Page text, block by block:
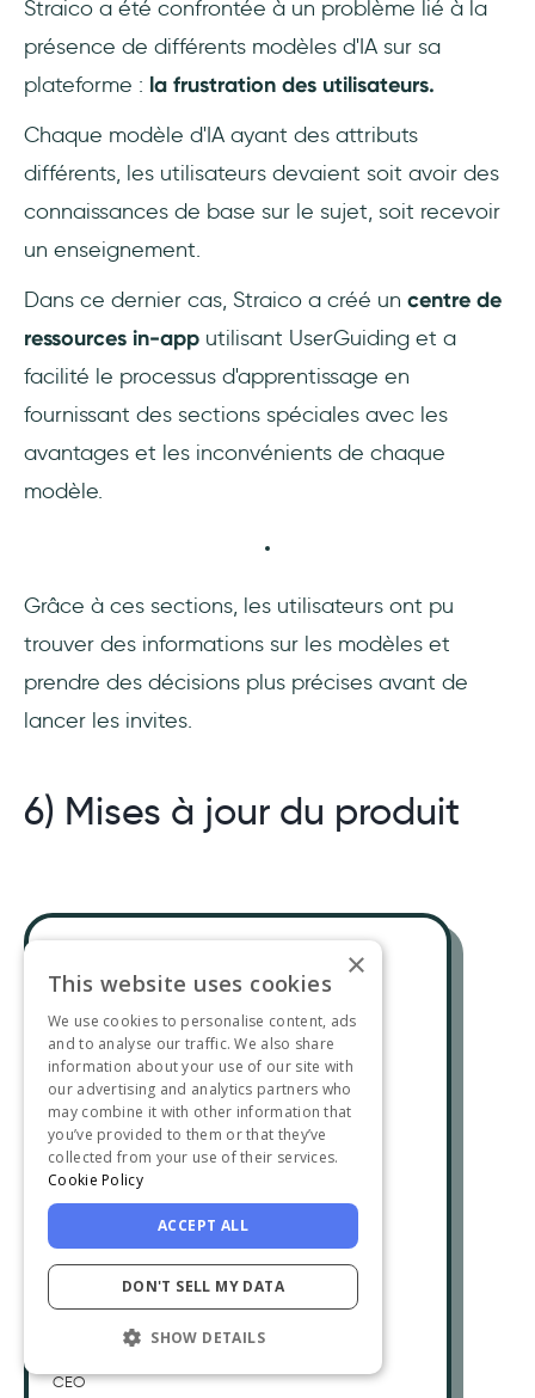
Straico a été confrontée à un problème lié à la
présence de différents modèles d'IA sur sa
plateforme : la frustration des utilisateurs.
Chaque modèle d'IA ayant des attributs
différents, les utilisateurs devaient soit avoir des
connaissances de base sur le sujet, soit recevoir
un enseignement.
Dans ce dernier cas, Straico a créé un centre de
ressources in-app utilisant UserGuiding et a
facilité le processus d'apprentissage en
fournissant des sections spéciales avec les
avantages et les inconvénients de chaque
modèle.
Grâce à ces sections, les utilisateurs ont pu
trouver des informations sur les modèles et
prendre des décisions plus précises avant de
lancer les invites.
6) Mises à jour du produit
En tant que produit en
développement, nous lançons
constamment de nouvelles
fonctionnalités et des mises à jour. La
page des mises à jour du produit
d'UserGuiding nous a aidés à
communiquer efficacement les
changements apportés à notre
produit ; nous obtenons également un
retour d'information pour nos grandes
mises à jour afin d'en mesurer
l'impact. "
CEO
×
This website uses cookies
We use cookies to personalise content, ads
and to analyse our traffic. We also share
information about your use of our site with
our advertising and analytics partners who
may combine it with other information that
you’ve provided to them or that they’ve
collected from your use of their services.
Cookie Policy
ACCEPT ALL
DON'T SELL MY DATA
SHOW DETAILS